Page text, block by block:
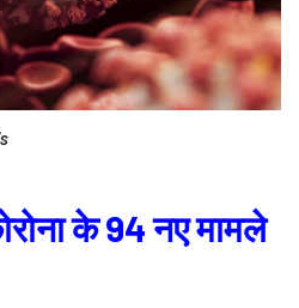
के 94 नए मामले